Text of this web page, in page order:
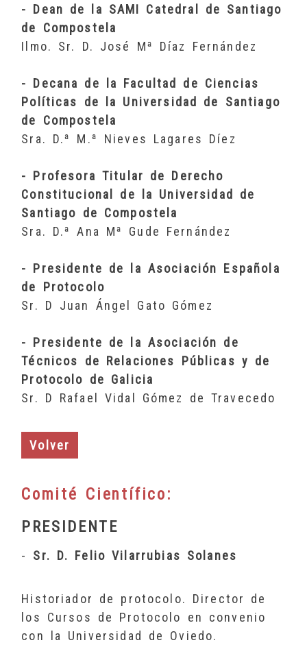
- Dean de la SAMI Catedral de Santiago
de Compostela
Ilmo. Sr. D. José Mª Díaz Fernández
- Decana de la Facultad de Ciencias
Políticas de la Universidad de Santiago
de Compostela
Sra. D.ª M.ª Nieves Lagares Díez
- Profesora Titular de Derecho
Constitucional de la Universidad de
Santiago de Compostela
Sra. D.ª Ana Mª Gude Fernández
- Presidente de la Asociación Española
de Protocolo
Sr. D Juan Ángel Gato Gómez
- Presidente de la Asociación de
Técnicos de Relaciones Públicas y de
Protocolo de Galicia
Sr. D Rafael Vidal Gómez de Travecedo
Volver
Comité Científico:
PRESIDENTE
- Sr. D. Felio Vilarrubias Solanes
Historiador de protocolo. Director de
los Cursos de Protocolo en convenio
con la Universidad de Oviedo.